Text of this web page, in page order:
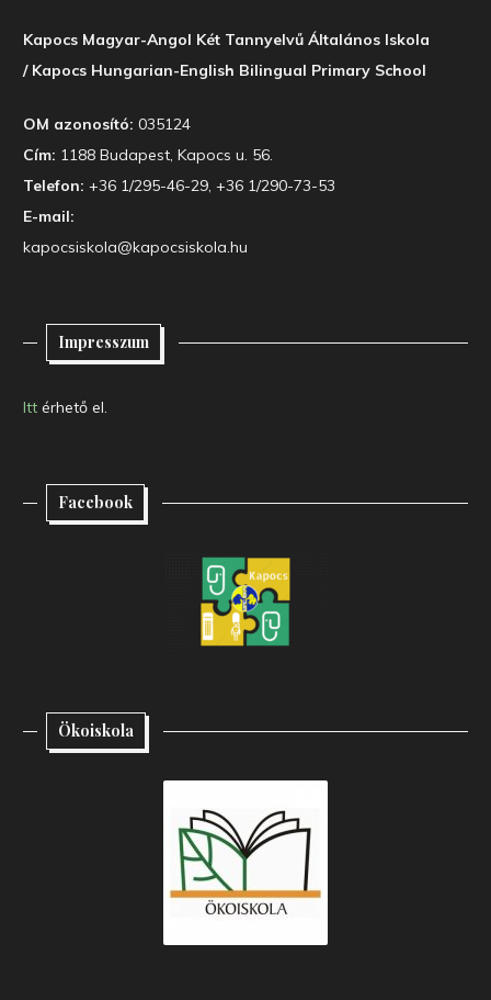
Kapocs Magyar-Angol Két Tannyelvű Általános Iskola
/ Kapocs Hungarian-English Bilingual Primary School
OM azonosító: 035124
Cím: 1188 Budapest, Kapocs u. 56.
Telefon: +36 1/295-46-29, +36 1/290-73-53
E-mail:
kapocsiskola@kapocsiskola.hu
Impresszum
Itt érhető el.
Facebook
Ökoiskola